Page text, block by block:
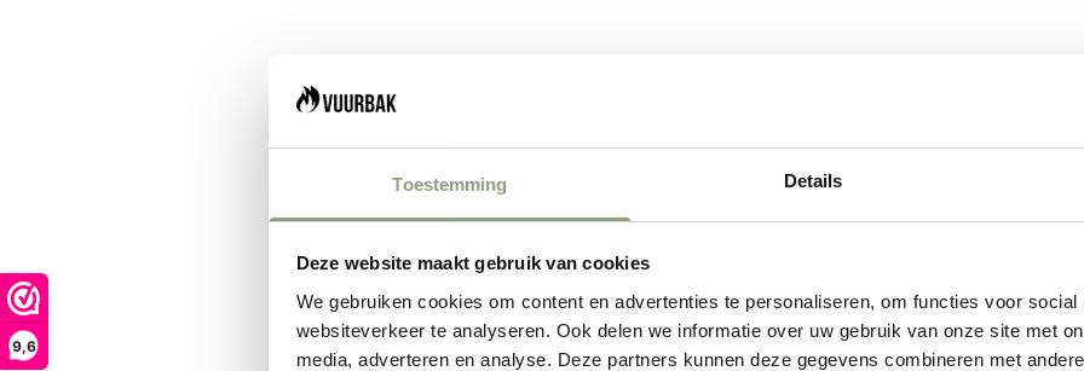
Toestemming Details
Deze website maakt gebruik van cookies
We gebruiken cookies om content en advertenties te personaliseren, om functies voor social
websiteverkeer te analyseren. Ook delen we informatie over uw gebruik van onze site met
media, adverteren en analyse. Deze partners kunnen deze gegevens combineren met
9,6